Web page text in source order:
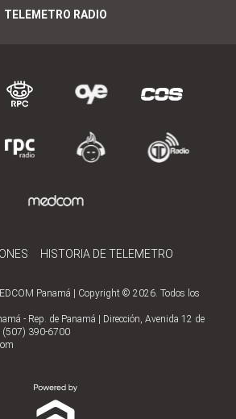
TELEMETRO RADIO
HISTORIA DE TELEMETRO
Panamá | Copyright © 2026. Todos los
- Rep. de Panamá | Dirección, Avenida 12 de
(507) 390-6700